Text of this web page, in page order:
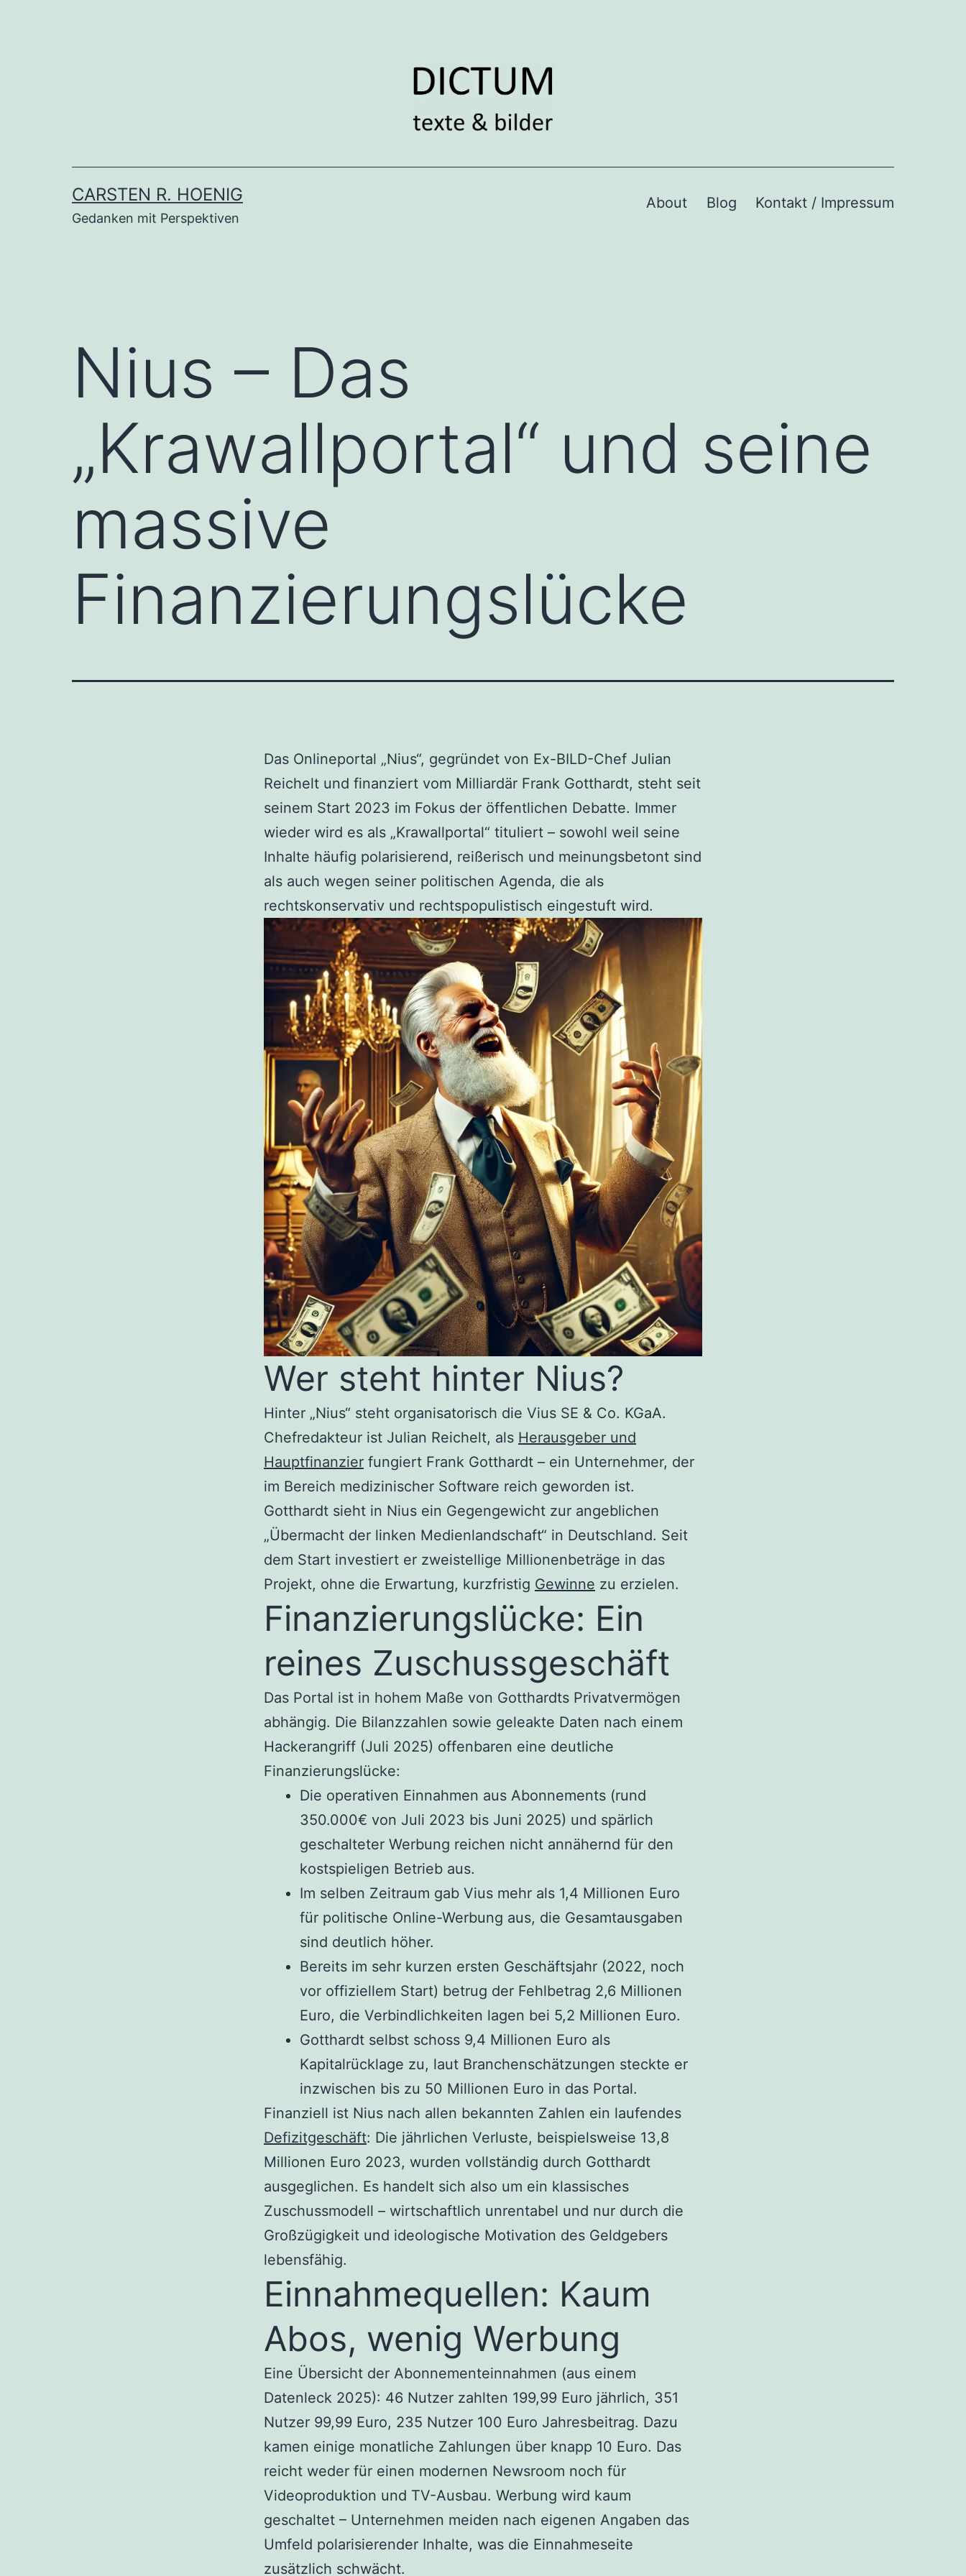
CARSTEN R. HOENIG
Gedanken mit Perspektiven
About Blog Kontakt / Impressum
Nius – Das
„Krawallportal“ und seine
massive
Finanzierungslücke
Das Onlineportal „Nius“, gegründet von Ex-BILD-Chef Julian
Reichelt und finanziert vom Milliardär Frank Gotthardt, steht seit
seinem Start 2023 im Fokus der öffentlichen Debatte. Immer
wieder wird es als „Krawallportal“ tituliert – sowohl weil seine
Inhalte häufig polarisierend, reißerisch und meinungsbetont sind
als auch wegen seiner politischen Agenda, die als
rechtskonservativ und rechtspopulistisch eingestuft wird.
Wer steht hinter Nius?
Hinter „Nius“ steht organisatorisch die Vius SE & Co. KGaA.
Chefredakteur ist Julian Reichelt, als Herausgeber und
Hauptfinanzier fungiert Frank Gotthardt – ein Unternehmer, der
im Bereich medizinischer Software reich geworden ist.
Gotthardt sieht in Nius ein Gegengewicht zur angeblichen
„Übermacht der linken Medienlandschaft“ in Deutschland. Seit
dem Start investiert er zweistellige Millionenbeträge in das
Projekt, ohne die Erwartung, kurzfristig Gewinne zu erzielen.
Finanzierungslücke: Ein
reines Zuschussgeschäft
Das Portal ist in hohem Maße von Gotthardts Privatvermögen
abhängig. Die Bilanzzahlen sowie geleakte Daten nach einem
Hackerangriff (Juli 2025) offenbaren eine deutliche
Finanzierungslücke:
Die operativen Einnahmen aus Abonnements (rund
350.000€ von Juli 2023 bis Juni 2025) und spärlich
geschalteter Werbung reichen nicht annähernd für den
kostspieligen Betrieb aus.
Im selben Zeitraum gab Vius mehr als 1,4 Millionen Euro
für politische Online-Werbung aus, die Gesamtausgaben
sind deutlich höher.
Bereits im sehr kurzen ersten Geschäftsjahr (2022, noch
vor offiziellem Start) betrug der Fehlbetrag 2,6 Millionen
Euro, die Verbindlichkeiten lagen bei 5,2 Millionen Euro.
Gotthardt selbst schoss 9,4 Millionen Euro als
Kapitalrücklage zu, laut Branchenschätzungen steckte er
inzwischen bis zu 50 Millionen Euro in das Portal.
Finanziell ist Nius nach allen bekannten Zahlen ein laufendes
Defizitgeschäft: Die jährlichen Verluste, beispielsweise 13,8
Millionen Euro 2023, wurden vollständig durch Gotthardt
ausgeglichen. Es handelt sich also um ein klassisches
Zuschussmodell – wirtschaftlich unrentabel und nur durch die
Großzügigkeit und ideologische Motivation des Geldgebers
lebensfähig.
Einnahmequellen: Kaum
Abos, wenig Werbung
Eine Übersicht der Abonnementeinnahmen (aus einem
Datenleck 2025): 46 Nutzer zahlten 199,99 Euro jährlich, 351
Nutzer 99,99 Euro, 235 Nutzer 100 Euro Jahresbeitrag. Dazu
kamen einige monatliche Zahlungen über knapp 10 Euro. Das
reicht weder für einen modernen Newsroom noch für
Videoproduktion und TV-Ausbau. Werbung wird kaum
geschaltet – Unternehmen meiden nach eigenen Angaben das
Umfeld polarisierender Inhalte, was die Einnahmeseite
zusätzlich schwächt.